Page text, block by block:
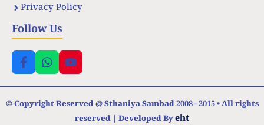
Privacy Policy
Follow Us
© Copyright Reserved @ Sthaniya Sambad 2008 - 2015 • All rights
reserved | Developed Byeht